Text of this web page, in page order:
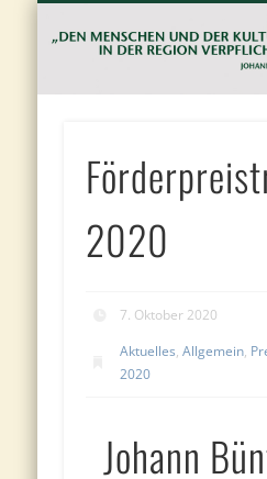
FÖRDERANTRAG UND
2020
7. Oktober 2020
Aktuelles,Allgemein,
2020
Johann